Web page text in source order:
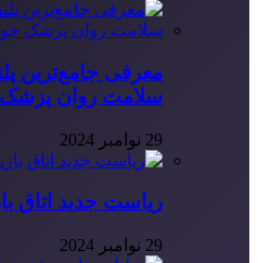
معرفی جامع‌ترین
سلامت روان
29 نوامبر 2024
ریاست جدید اتاق
29 نوامبر 2024